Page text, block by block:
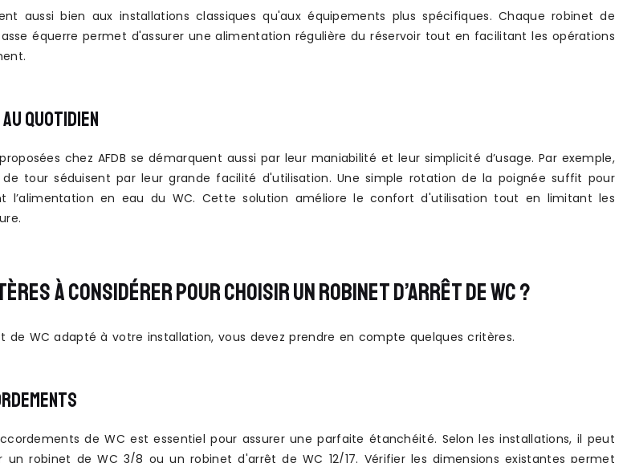
aussi bien aux installations classiques qu'aux équipements plus spécifiques. Chaque robinet de
équerre permet d'assurer une alimentation régulière du réservoir tout en facilitant les opérations
QUOTIDIEN
chez AFDB se démarquent aussi par leur maniabilité et leur simplicité d’usage. Par exemple,
tour séduisent par leur grande facilité d'utilisation. Une simple rotation de la poignée suffit pour
l’alimentation en eau du WC. Cette solution améliore le confort d'utilisation tout en limitant les
À CONSIDÉRER POUR CHOISIR UN ROBINET D’ARRÊT DE WC ?
de WC adapté à votre installation, vous devez prendre en compte quelques critères.
de WC est essentiel pour assurer une parfaite étanchéité. Selon les installations, il peut
un robinet de WC 3/8 ou un robinet d'arrêt de WC 12/17. Vérifier les dimensions existantes permet